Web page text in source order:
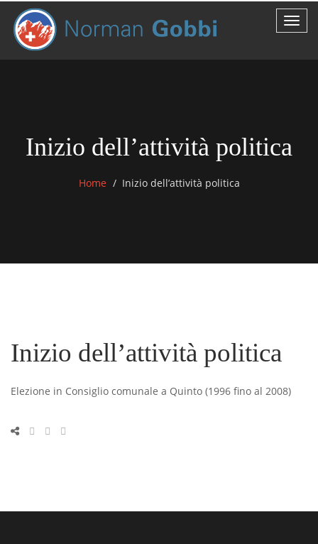
Inizio dell’attività politica
Home Inizio dell’attività politica
Inizio dell’attività politica
Elezione in Consiglio comunale a Quinto (1996 fino al 2008)